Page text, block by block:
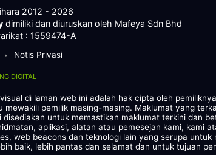
2012 - 2026
dimiliki dan diuruskan oleh Mafeya Sdn Bhd
: 1559474-A
• Notis Privasi
DIGITAL
di laman web ini adalah hak cipta oleh
mewakili pemilik masing-masing. Maklumat yang
disediakan untuk memastikan maklumat terkini dan
aplikasi, alatan atau pemesejan kami, kami
web beacons dan teknologi lain yang serupa
baik, lebih pantas dan selamat dan untuk tujuan